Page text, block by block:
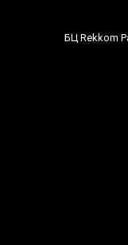
БЦ Rekkom